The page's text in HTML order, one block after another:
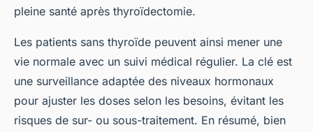
pleine santé après thyroïdectomie.
Les patients sans thyroïde peuvent ainsi mener une
vie normale avec un suivi médical régulier. La clé est
une surveillance adaptée des niveaux hormonaux
pour ajuster les doses selon les besoins, évitant les
risques de sur- ou sous-traitement. En résumé, bien